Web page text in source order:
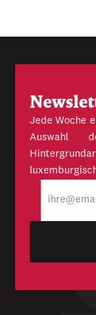
Jede Woche
Auswahl
Mail